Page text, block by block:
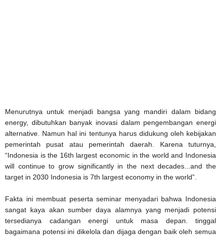
Menurutnya untuk menjadi bangsa yang mandiri dalam bidang
energy, dibutuhkan banyak inovasi dalam pengembangan energi
alternative. Namun hal ini tentunya harus didukung oleh kebijakan
pemerintah pusat atau pemerintah daerah. Karena tuturnya,
“Indonesia is the 16th largest economic in the world and Indonesia
will continue to grow significantly in the next decades...and the
target in 2030 Indonesia is 7th largest economy in the world”.
Fakta ini membuat peserta seminar menyadari bahwa Indonesia
sangat kaya akan sumber daya alamnya yang menjadi potensi
tersedianya cadangan energi untuk masa depan. tinggal
bagaimana potensi ini dikelola dan dijaga dengan baik oleh semua